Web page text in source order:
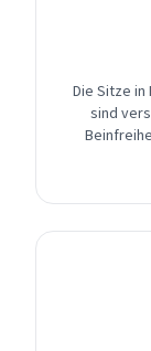
Die Sitze
sind